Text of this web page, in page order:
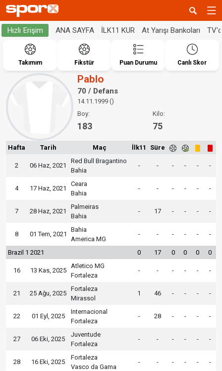
Hızlı Erişim ANA SAYFA İLK11 KUR At Yarışı Bankoları
Takımım Fikstür Puan Durumu Canlı Skor
Pablo
70 / Defans
14.11.1999 ()
Boy:
183
Kilo:
75
Hafta Tarih Maç İlk11 Süre
2 06 Haz, 2021
Red Bull Bragantino
Bahia
- - - - - -
4 17 Haz, 2021
Ceara
Bahia
- - - - - -
7 28 Haz, 2021
Palmeiras
Bahia
- 17 - - - -
8 01 Tem, 2021
Bahia
America MG
- - - - - -
Brazil 1 2021 0 17 0 0 0 0
16 13 Kas, 2025
Atletico MG
Fortaleza
- - - - - -
21 25 Ağu, 2025
Fortaleza
Mirassol
1 46 - - - -
22 01 Eyl, 2025
Internacional
Fortaleza
- 28 - - - -
27 06 Eki, 2025
Juventude
Fortaleza
- - - - - -
28 16 Eki, 2025
Fortaleza
Vasco da Gama
- - - - - -